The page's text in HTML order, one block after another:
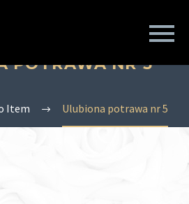
POTRAWA NR 5
Item Ulubiona potrawa nr 5